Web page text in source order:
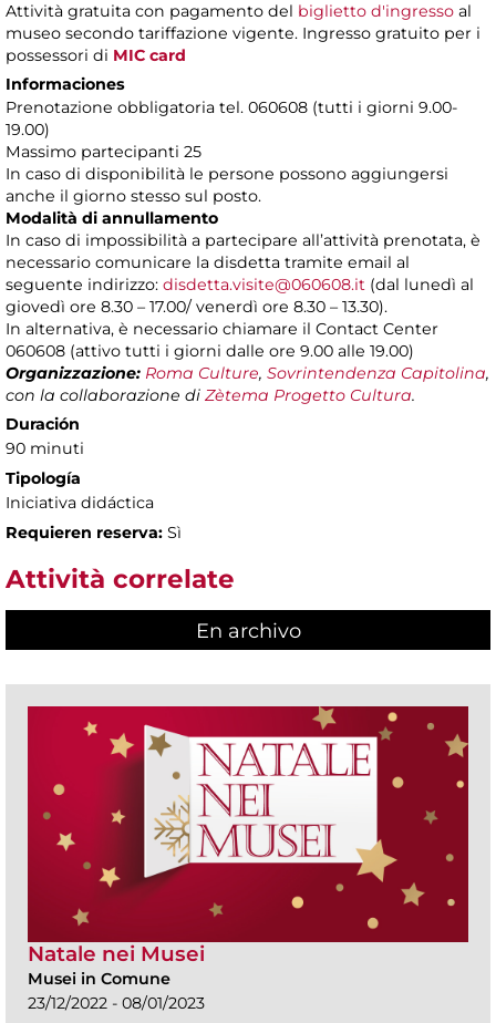
Attività gratuita con pagamento del biglietto d'ingresso al
museo secondo tariffazione vigente. Ingresso gratuito per i
possessori di MIC card
Informaciones
Prenotazione obbligatoria tel. 060608 (tutti i giorni 9.00-
19.00)
Massimo partecipanti 25
In caso di disponibilità le persone possono aggiungersi
anche il giorno stesso sul posto.
Modalità di annullamento
In caso di impossibilità a partecipare all’attività prenotata, è
necessario comunicare la disdetta tramite email al
seguente indirizzo: disdetta.visite@060608.it (dal lunedì al
giovedì ore 8.30 – 17.00/ venerdì ore 8.30 – 13.30).
In alternativa, è necessario chiamare il Contact Center
060608 (attivo tutti i giorni dalle ore 9.00 alle 19.00)
Organizzazione: Roma Culture, Sovrintendenza Capitolina,
con la collaborazione di Zètema Progetto Cultura.
Duración
90 minuti
Tipología
Iniciativa didáctica
Requieren reserva: Sì
Attività correlate
En archivo
Natale nei Musei
Musei in Comune
23/12/2022 - 08/01/2023